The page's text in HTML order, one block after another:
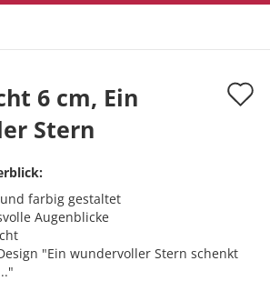
erstellen
Passwort vergessen?
6 cm, Ein
Stern
farbig gestaltet
Augenblicke
"Ein wundervoller Stern schenkt